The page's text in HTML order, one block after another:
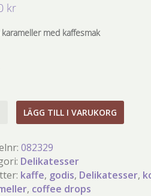
kr
karameller med kaffesmak
LÄGG TILL I VARUKORG
082329
Delikatesser
kaffe, godis, Delikatesser,
, coffee drops